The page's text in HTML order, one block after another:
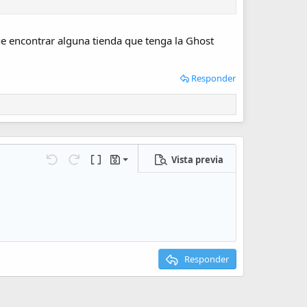
encontrar alguna tienda que tenga la Ghost
Responder
DeshacerRehacerCambiar a código BB
Borradores
Guardar borrador
Vista previa
Responder